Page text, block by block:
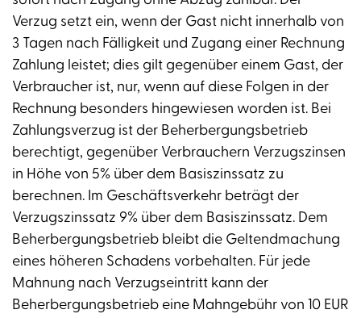
Verzug setzt ein, wenn der Gast nicht innerhalb von
3 Tagen nach Fälligkeit und Zugang einer Rechnung
Zahlung leistet; dies gilt gegenüber einem Gast, der
Verbraucher ist, nur, wenn auf diese Folgen in der
Rechnung besonders hingewiesen worden ist. Bei
Zahlungsverzug ist der Beherbergungsbetrieb
berechtigt, gegenüber Verbrauchern Verzugszinsen
in Höhe von 5% über dem Basiszinssatz zu
berechnen. Im Geschäftsverkehr beträgt der
Verzugszinssatz 9% über dem Basiszinssatz. Dem
Beherbergungsbetrieb bleibt die Geltendmachung
eines höheren Schadens vorbehalten. Für jede
Mahnung nach Verzugseintritt kann der
Beherbergungsbetrieb eine Mahngebühr von 10 EUR